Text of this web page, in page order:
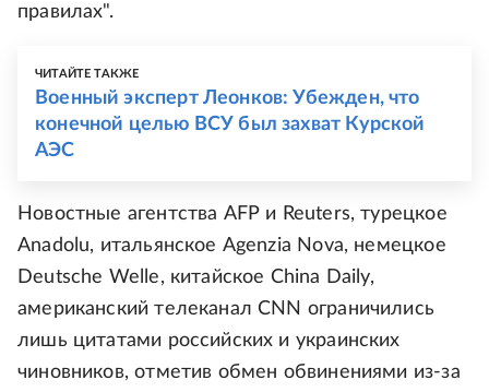
правилах".
ЧИТАЙТЕ ТАКЖЕ
Военный эксперт Леонков: Убежден, что
конечной целью ВСУ был захват Курской
АЭС
Новостные агентства AFP и Reuters, турецкое
Anadolu, итальянское Agenzia Nova, немецкое
Deutsche Welle, китайское China Daily,
американский телеканал CNN ограничились
лишь цитатами российских и украинских
чиновников, отметив обмен обвинениями из-за